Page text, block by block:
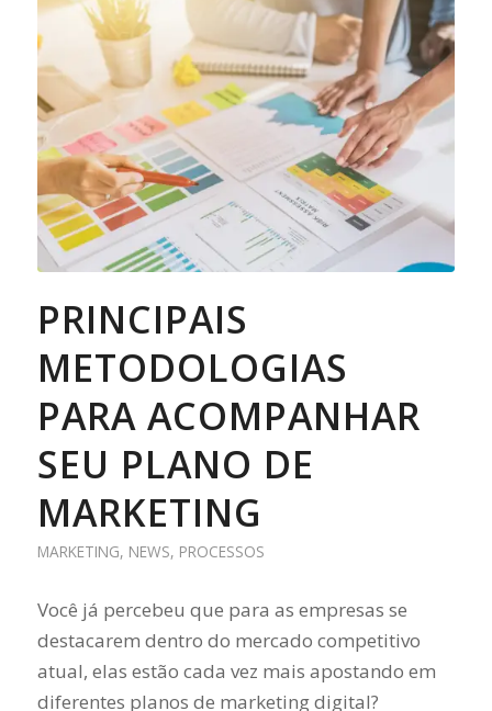
PRINCIPAIS
METODOLOGIAS
PARA ACOMPANHAR
SEU PLANO DE
MARKETING
MARKETING, NEWS, PROCESSOS
Você já percebeu que para as empresas se
destacarem dentro do mercado competitivo
atual, elas estão cada vez mais apostando em
diferentes planos de marketing digital?